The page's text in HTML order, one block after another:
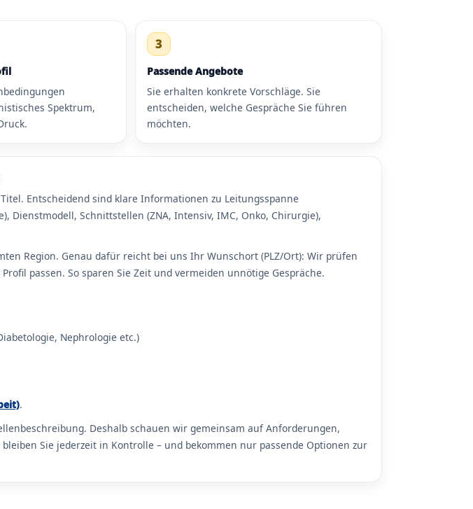
Spektrum,
3
Passende Angebote
Sie erhalten konkrete Vorschläge. Sie
entscheiden, welche Gespräche Sie führen
möchten.
Entscheidend sind klare Informationen zu Leitungsspanne
Dienstmodell, Schnittstellen (ZNA, Intensiv, IMC, Onko, Chirurgie),
Region. Genau dafür reicht bei uns Ihr Wunschort (PLZ/Ort): Wir prüfen
passen. So sparen Sie Zeit und vermeiden unnötige Gespräche.
Nephrologie etc.)
.
Deshalb schauen wir gemeinsam auf Anforderungen,
Sie jederzeit in Kontrolle – und bekommen nur passende Optionen zur